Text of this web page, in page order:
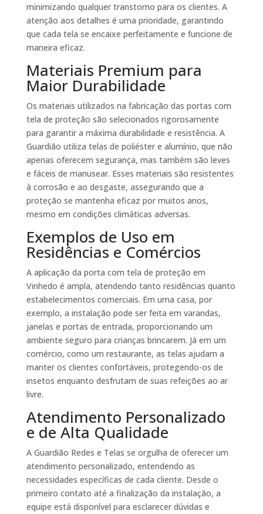
minimizando qualquer transtorno para os clientes. A
atenção aos detalhes é uma prioridade, garantindo
que cada tela se encaixe perfeitamente e funcione de
maneira eficaz.
Materiais Premium para
Maior Durabilidade
Os materiais utilizados na fabricação das portas com
tela de proteção são selecionados rigorosamente
para garantir a máxima durabilidade e resistência. A
Guardião utiliza telas de poliéster e alumínio, que não
apenas oferecem segurança, mas também são leves
e fáceis de manusear. Esses materiais são resistentes
à corrosão e ao desgaste, assegurando que a
proteção se mantenha eficaz por muitos anos,
mesmo em condições climáticas adversas.
Exemplos de Uso em
Residências e Comércios
A aplicação da porta com tela de proteção em
Vinhedo é ampla, atendendo tanto residências quanto
estabelecimentos comerciais. Em uma casa, por
exemplo, a instalação pode ser feita em varandas,
janelas e portas de entrada, proporcionando um
ambiente seguro para crianças brincarem. Já em um
comércio, como um restaurante, as telas ajudam a
manter os clientes confortáveis, protegendo-os de
insetos enquanto desfrutam de suas refeições ao ar
livre.
Atendimento Personalizado
e de Alta Qualidade
A Guardião Redes e Telas se orgulha de oferecer um
atendimento personalizado, entendendo as
necessidades específicas de cada cliente. Desde o
primeiro contato até a finalização da instalação, a
equipe está disponível para esclarecer dúvidas e